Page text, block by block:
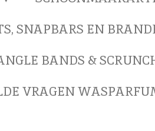
SNAPBARS EN
BANDS &
VRAGEN